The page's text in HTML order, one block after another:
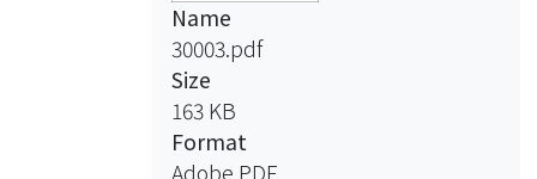
Name
30003.pdf
Size
163 KB
Format
Adobe PDF